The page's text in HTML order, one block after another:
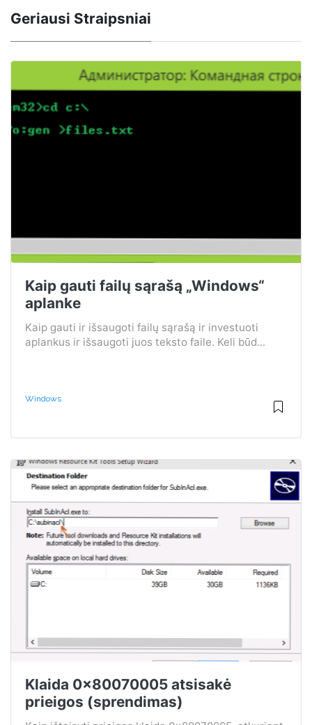
Geriausi Straipsniai
Kaip gauti failų sąrašą „Windows“
aplanke
Kaip gauti ir išsaugoti failų sąrašą ir investuoti
aplankus ir išsaugoti juos teksto faile. Keli būd...
Windows
Klaida 0x80070005 atsisakė
prieigos (sprendimas)